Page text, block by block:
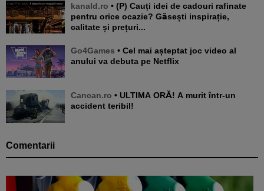
kanald.ro • (P) Cauți idei de cadouri rafinate
pentru orice ocazie? Găsești inspirație,
calitate și prețuri...
Go4Games • Cel mai așteptat joc video al
anului va debuta pe Netflix
Cancan.ro • ULTIMA ORĂ! A murit într-un
accident teribil!
Comentarii